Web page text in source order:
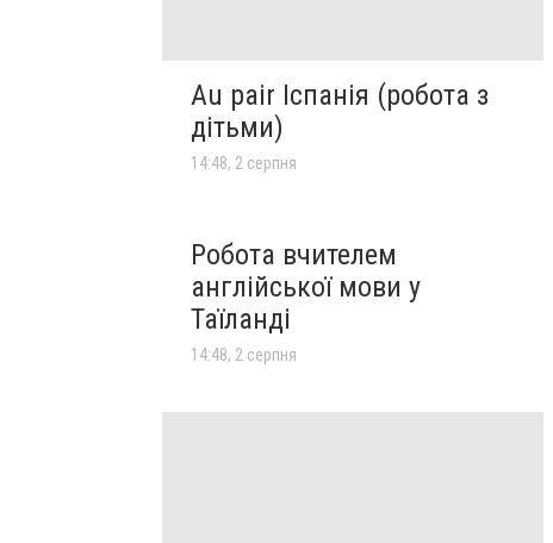
Au pair Іспанія (робота з
дітьми)
14:48, 2 серпня
Робота вчителем
англійської мови у
Таїланді
14:48, 2 серпня